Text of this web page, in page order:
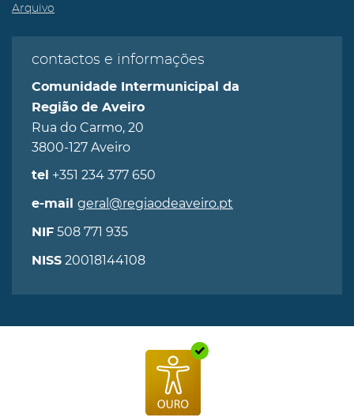
Arquivo
contactos e informações
Comunidade Intermunicipal da
Região de Aveiro
Rua do Carmo, 20
3800-127 Aveiro
tel +351 234 377 650
e-mail geral@regiaodeaveiro.pt
NIF 508 771 935
NISS 20018144108